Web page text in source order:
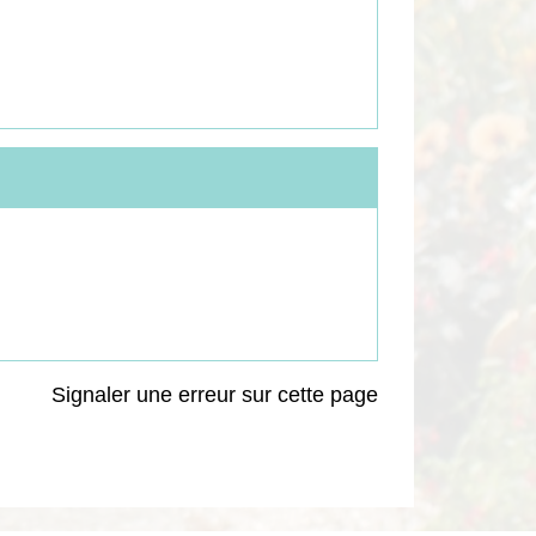
Signaler une erreur sur cette page